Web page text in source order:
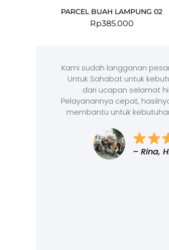
PARCEL BUAH LAMPUNG 02
Rp385.000
Kami sudah langganan
Untuk Sahabat untuk
dari ucapan selamat
Pelayanannya cepat,
membantu untuk
– Rina,